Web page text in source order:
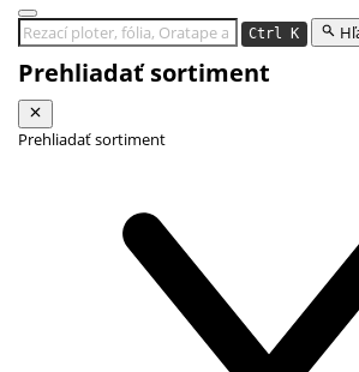
Ctrl K
Prehliadať sortiment
Prehliadať sortiment